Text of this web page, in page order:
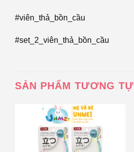
#viên_thả_bồn_cầu
#set_2_viên_thả_bồn_cầu
SẢN PHẨM TƯƠNG TỰ